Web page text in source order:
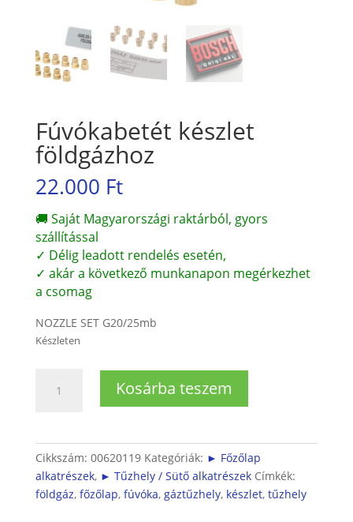
Fúvókabetét készlet
földgázhoz
22.000 Ft
🚚 Saját Magyarországi raktárból, gyors
szállítással
✓ Délig leadott rendelés esetén,
✓ akár a következő munkanapon megérkezhet
a csomag
NOZZLE SET G20/25mb
Készleten
készlet
Kosárba teszem
Cikkszám: 00620119 Kategóriák: ► Főzőlap
alkatrészek, ► Tűzhely / Sütő alkatrészek Címkék:
földgáz, főzőlap, fúvóka, gáztűzhely, készlet, tűzhely